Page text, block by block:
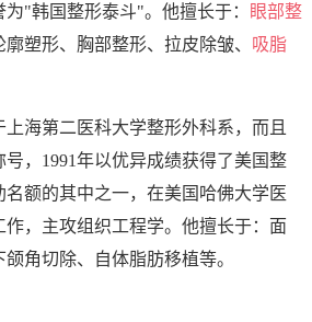
"韩国整形泰斗"。他擅长于：
眼部整
塑形、胸部整形、拉皮除皱、 吸脂
上海第二医科大学整形外科系，而且
号，1991年以优异成绩获得了美国整
额的其中之一，在美国哈佛大学医
，主攻组织工程学。他擅长于：面
角切除、自体脂肪移植等。